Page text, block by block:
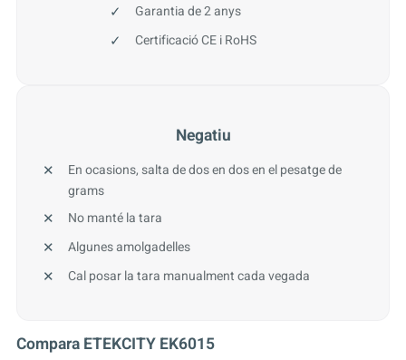
Garantia de 2 anys
Certificació CE i RoHS
Negatiu
En ocasions, salta de dos en dos en el pesatge de
grams
No manté la tara
Algunes amolgadelles
Cal posar la tara manualment cada vegada
Compara ETEKCITY EK6015